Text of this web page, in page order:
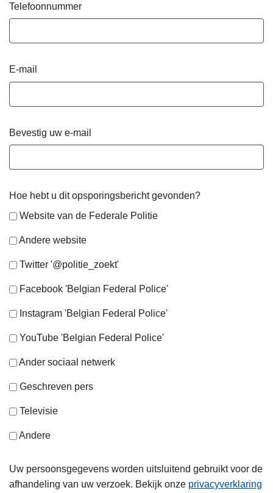
Telefoonnummer
E-mail
Bevestig uw e-mail
Hoe hebt u dit opsporingsbericht gevonden?
Website van de Federale Politie
Andere website
Twitter '@politie_zoekt'
Facebook 'Belgian Federal Police'
Instagram 'Belgian Federal Police'
YouTube 'Belgian Federal Police'
Ander sociaal netwerk
Geschreven pers
Televisie
Andere
Uw persoonsgegevens worden uitsluitend gebruikt voor de
afhandeling van uw verzoek. Bekijk onze privacyverklaring